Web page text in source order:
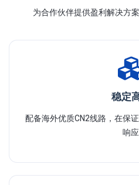
为合作伙伴提供盈利解决方
稳定
配备海外优质CN2线路，在保
响应.